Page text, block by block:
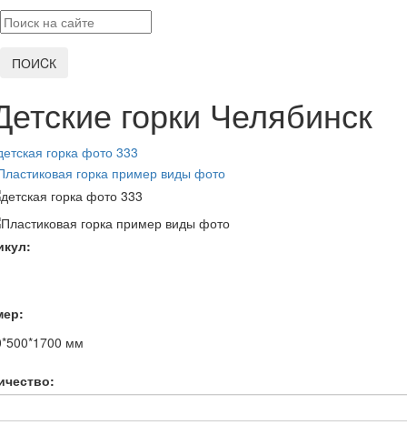
ПОИCК
горки Челябинск
мм